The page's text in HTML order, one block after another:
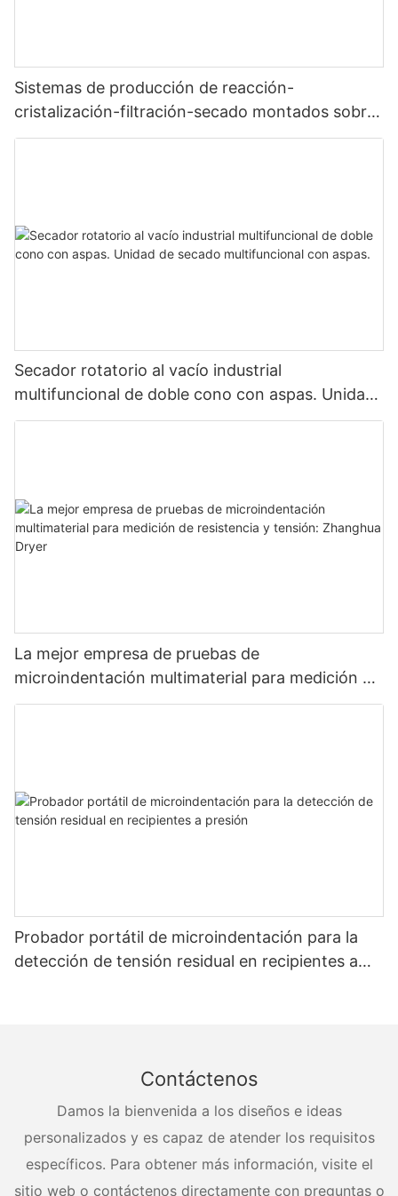
Sistemas de producción de reacción-
cristalización-filtración-secado montados sobre
patines
Secador rotatorio al vacío industrial
multifuncional de doble cono con aspas. Unidad
de secado multifuncional con aspas.
La mejor empresa de pruebas de
microindentación multimaterial para medición de
resistencia y tensión: Zhanghua Dryer
Probador portátil de microindentación para la
detección de tensión residual en recipientes a
Contáctenos
Damos la bienvenida a los diseños e ideas
personalizados y es capaz de atender los requisitos
específicos. Para obtener más información, visite el
sitio web o contáctenos directamente con preguntas o